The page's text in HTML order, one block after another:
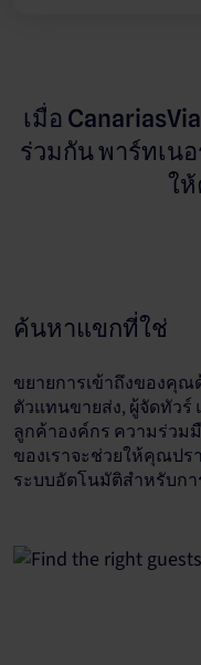
เมื่อ
ร่วมกัน พาร์ทเน
ใ
ค้นหาแขกที่ใช่
ขยายการเข้าถึงของคุณ
ตัวแทนขายส่ง, ผู้จัดทัวร์
ลูกค้าองค์กร ความร่วม
ของเราจะช่วยให้คุณป
ระบบอัตโนมัติสำหรับก